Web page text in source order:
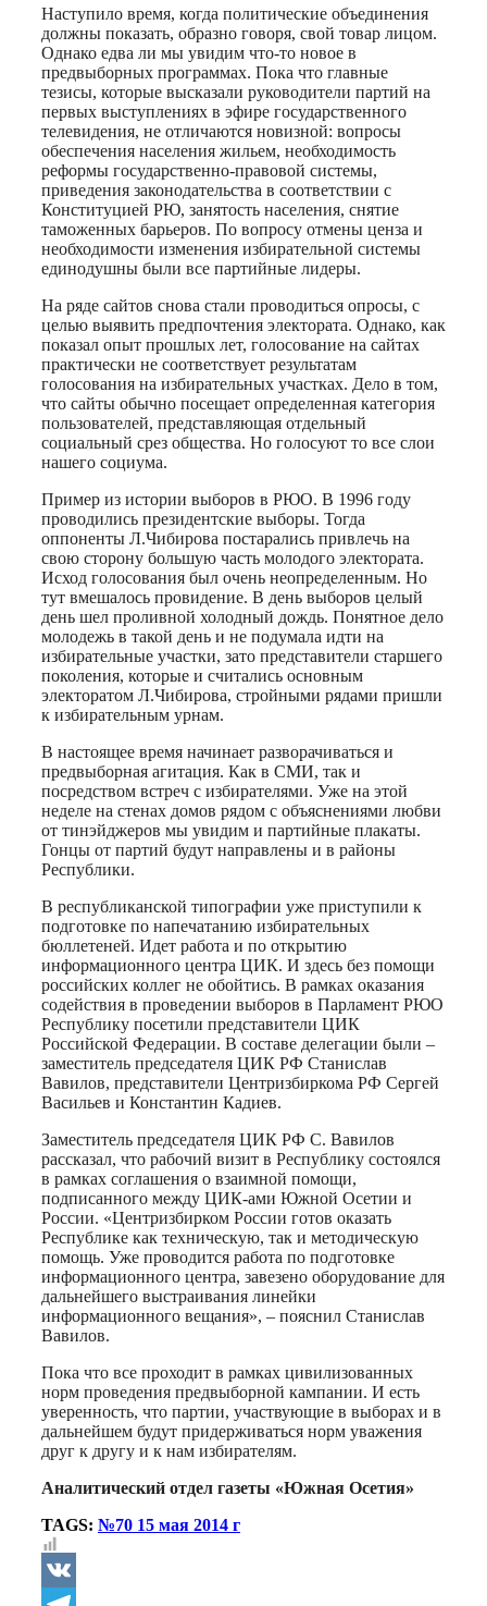
Наступило время, когда политические объединения
должны показать, образно говоря, свой товар лицом.
Однако едва ли мы увидим что-то новое в
предвыборных программах. Пока что главные
тезисы, которые высказали руководители партий на
первых выступлениях в эфире государственного
телевидения, не отличаются новизной: вопросы
обеспечения населения жильем, необходимость
реформы государственно-правовой системы,
приведения законодательства в соответствии с
Конституцией РЮ, занятость населения, снятие
таможенных барьеров. По вопросу отмены ценза и
необходимости изменения избирательной системы
единодушны были все партийные лидеры.
На ряде сайтов снова стали проводиться опросы, с
целью выявить предпочтения электората. Однако, как
показал опыт прошлых лет, голосование на сайтах
практически не соответствует результатам
голосования на избирательных участках. Дело в том,
что сайты обычно посещает определенная категория
пользователей, представляющая отдельный
социальный срез общества. Но голосуют то все слои
нашего социума.
Пример из истории выборов в РЮО. В 1996 году
проводились президентские выборы. Тогда
оппоненты Л.Чибирова постарались привлечь на
свою сторону большую часть молодого электората.
Исход голосования был очень неопределенным. Но
тут вмешалось провидение. В день выборов целый
день шел проливной холодный дождь. Понятное дело
молодежь в такой день и не подумала идти на
избирательные участки, зато представители старшего
поколения, которые и считались основным
электоратом Л.Чибирова, стройными рядами пришли
к избирательным урнам.
В настоящее время начинает разворачиваться и
предвыборная агитация. Как в СМИ, так и
посредством встреч с избирателями. Уже на этой
неделе на стенах домов рядом с объяснениями любви
от тинэйджеров мы увидим и партийные плакаты.
Гонцы от партий будут направлены и в районы
Республики.
В республиканской типографии уже приступили к
подготовке по напечатанию избирательных
бюллетеней. Идет работа и по открытию
информационного центра ЦИК. И здесь без помощи
российских коллег не обойтись. В рамках оказания
содействия в проведении выборов в Парламент РЮО
Республику посетили представители ЦИК
Российской Федерации. В составе делегации были –
заместитель председателя ЦИК РФ Станислав
Вавилов, представители Центризбиркома РФ Сергей
Васильев и Константин Кадиев.
Заместитель председателя ЦИК РФ С. Вавилов
рассказал, что рабочий визит в Республику состоялся
в рамках соглашения о взаимной помощи,
подписанного между ЦИК-ами Южной Осетии и
России. «Центризбирком России готов оказать
Республике как техническую, так и методическую
помощь. Уже проводится работа по подготовке
информационного центра, завезено оборудование для
дальнейшего выстраивания линейки
информационного вещания», – пояснил Станислав
Вавилов.
Пока что все проходит в рамках цивилизованных
норм проведения предвыборной кампании. И есть
уверенность, что партии, участвующие в выборах и в
дальнейшем будут придерживаться норм уважения
друг к другу и к нам избирателям.
Аналитический отдел газеты «Южная Осетия»
TAGS: №70 15 мая 2014 г